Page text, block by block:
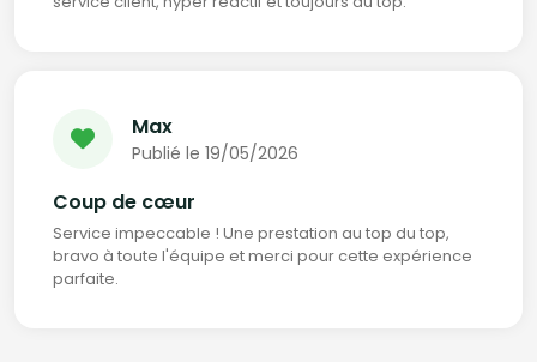
Max
Publié le 19/05/2026
Coup de cœur
Service impeccable ! Une prestation au top du top,
bravo à toute l'équipe et merci pour cette expérience
parfaite.